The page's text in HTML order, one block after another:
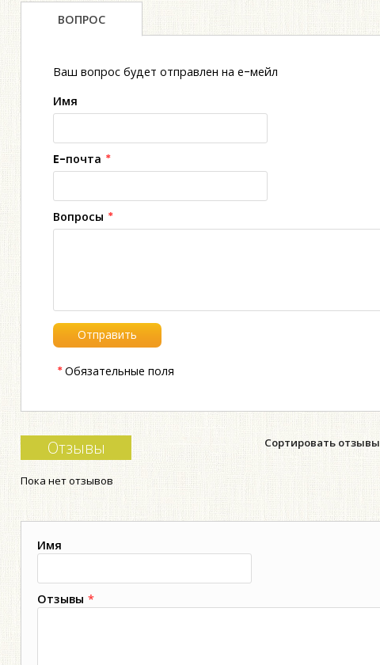
ВОПРОС
Ваш вопрос будет отправлен на е-мейл
Имя
E-почта *
Вопросы *
*Обязательные поля
Сортировать отзывы
Отзывы
Пока нет отзывов
Имя
Отзывы *